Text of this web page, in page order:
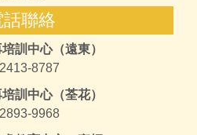
話聯絡
訓中心（遠東）
8787
訓中心（荃花）
9968